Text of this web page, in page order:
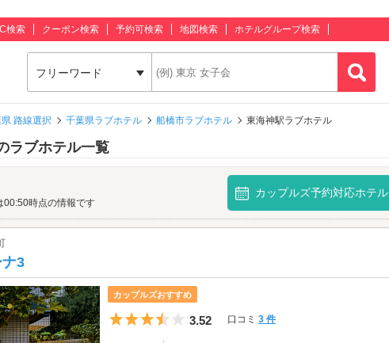
検索 クーポン検索 予約可検索 地図検索 ホテルグループ検索
フリーワード
路線選択 千葉県ラブホテル 船橋市ラブホテル 東海神駅ラブホテル
ラブホテル一覧
時点の情報です
カップルズ予約対応ホテル
3
カップルズおすすめ
5つ星のうち3.5
3.52 口コミ 3 件